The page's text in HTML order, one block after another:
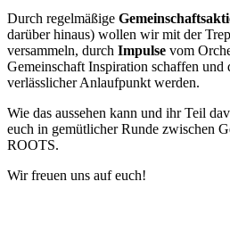
Durch regelmäßige
darüber hinaus) wollen wir mit der
versammeln, durch Impulse vom
Gemeinschaft Inspiration schaffen und
verlässlicher Anlaufpunkt werden.
Wie das aussehen kann und ihr Teil
euch in gemütlicher Runde zwischen
ROOTS.
Wir freuen uns auf euch!